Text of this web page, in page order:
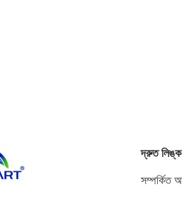
দ্রুত লিঙ্ক
সম্পর্কিত